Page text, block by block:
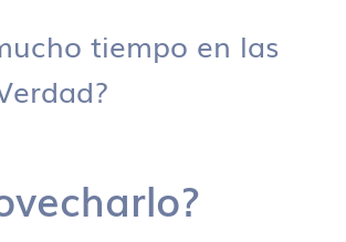
tiempo en las